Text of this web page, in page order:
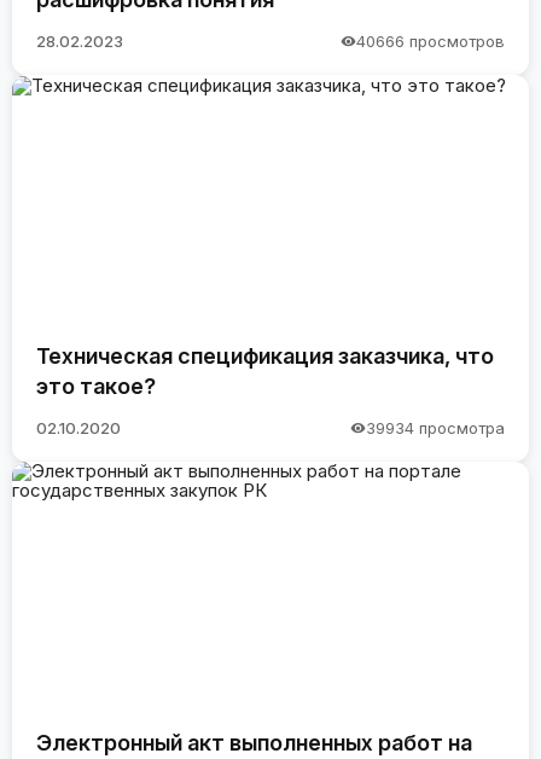
28.02.2023 40666 просмотров
Техническая спецификация заказчика, что
это такое?
02.10.2020 39934 просмотра
Электронный акт выполненных работ на